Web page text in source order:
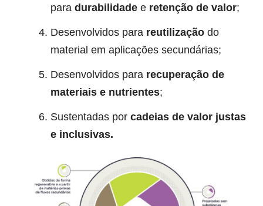
para durabilidade e retenção de valor;
Desenvolvidos para reutilização do
material em aplicações secundárias;
Desenvolvidos para recuperação de
materiais e nutrientes;
Sustentadas por cadeias de valor justas
e inclusivas.